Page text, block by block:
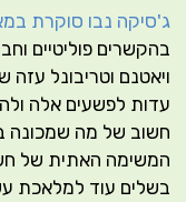
ג'סיקה נבו סוקרת
בהקשרים פוליטיים
ויאטנם וטריבונל
עדות לפשעים אלה
חשוב של מה שמכונה
המשימה האתית של
בשלים עוד למלאכת